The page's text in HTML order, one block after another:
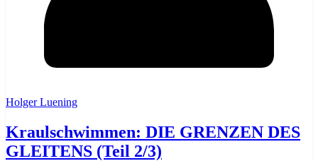
Holger Luening
Kraulschwimmen: DIE GRENZEN DES
GLEITENS (Teil 2/3)